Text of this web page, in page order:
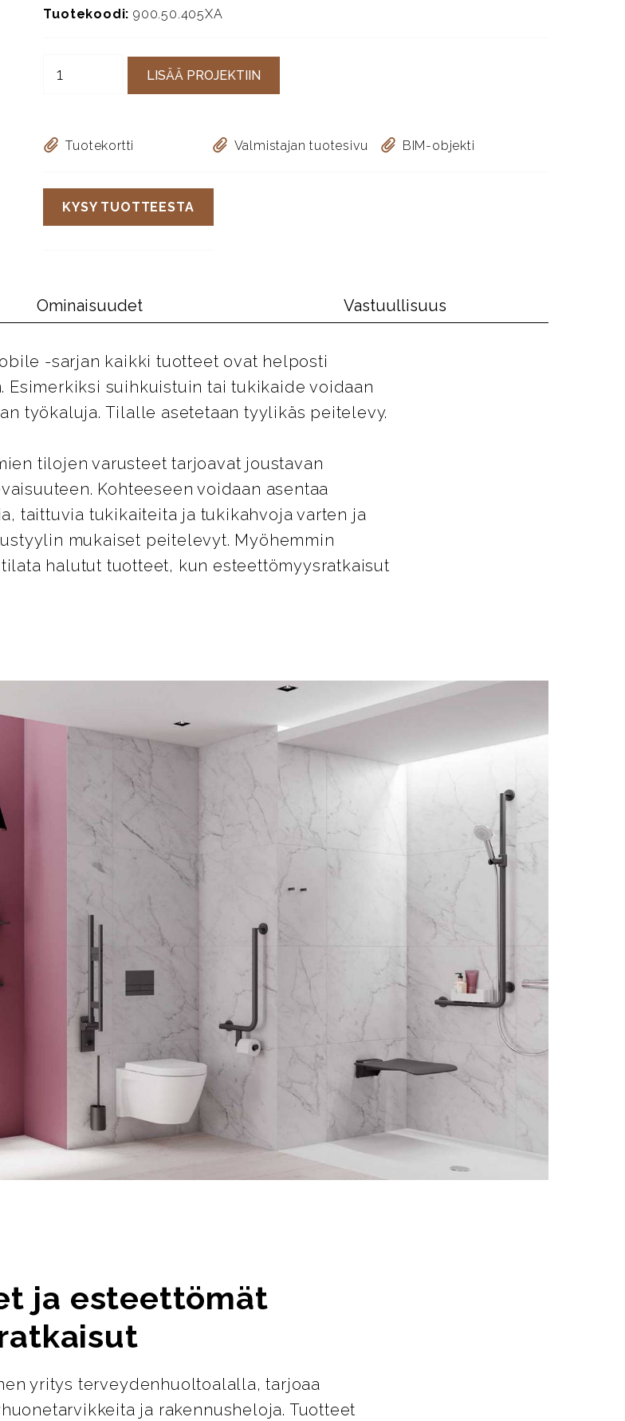
Tuotekoodi: 900.50.405XA
LISÄÄ PROJEKTIIN
Tuotekortti Valmistajan tuotesivu BIM-objekti
KYSY TUOTTEESTA
Ominaisuudet Vastuullisuus
-sarjan kaikki tuotteet ovat helposti
Esimerkiksi suihkuistuin tai tukikaide voidaan
työkaluja. Tilalle asetetaan tyylikäs peitelevy.
tilojen varusteet tarjoavat joustavan
Kohteeseen voidaan asentaa
taittuvia tukikaiteita ja tukikahvoja varten ja
mukaiset peitelevyt. Myöhemmin
halutut tuotteet, kun esteettömyysratkaisut
ja esteettömät
yritys terveydenhuoltoalalla, tarjoaa
ja rakennusheloja. Tuotteet